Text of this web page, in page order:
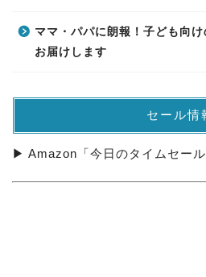
ママ・パパに朗報！子ども向
お届けします
セール情
▶ Amazon「今日のタイムセール